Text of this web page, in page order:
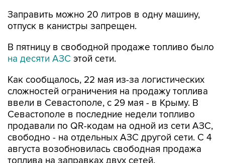
Заправить можно 20 литров в одну машину,
отпуск в канистры запрещен.
В пятницу в свободной продаже топливо было
на десяти АЗС этой сети.
Как сообщалось, 22 мая из-за логистических
сложностей ограничения на продажу топлива
ввели в Севастополе, с 29 мая - в Крыму. В
Севастополе в последние недели топливо
продавали по QR-кодам на одной из сети АЗС,
свободно - на отдельных АЗС другой сети. С 4
августа возобновилась свободная продажа